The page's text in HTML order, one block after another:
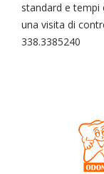
standard e
una visita di
338.3385240